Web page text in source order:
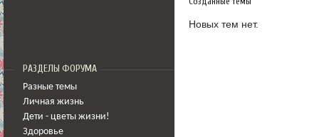
РАЗДЕЛЫ ФОРУМА
Разные темы
Личная жизнь
Дети - цветы жизни!
Здоровье
Новых тем нет.